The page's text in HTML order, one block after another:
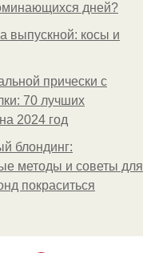
дней?
выпускной: косы и
прически с
70 лучших
2024 год
блондинг:
методы и советы для
покраситься